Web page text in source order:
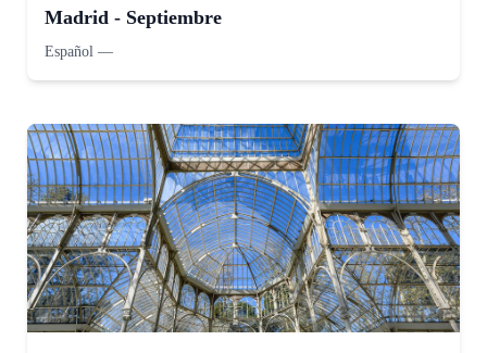
Madrid - Septiembre
Español —